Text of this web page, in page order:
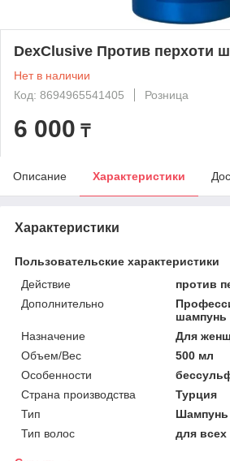
DexClusive Против перхоти
Нет в наличии
Код: 8694965541405
Розница
6 000 ₸
Описание Характеристики
Характеристики
Пользовательские характеристики
Действие
против
Дополнительно
шампунь
Назначение
Для
Объем/Вес
500 мл
Особенности
Страна производства
Турция
Тип
Шампунь
Тип волос
для всех